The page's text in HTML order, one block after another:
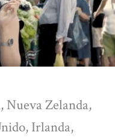
Nueva Zelanda,
Irlanda,